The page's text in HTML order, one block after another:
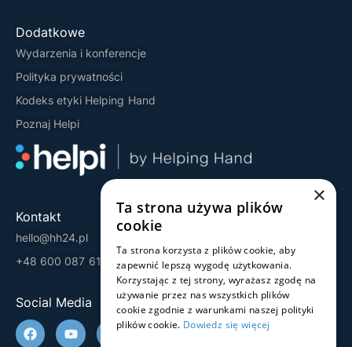
Dodatkowe
Wydarzenia i konferencje
Polityka prywatności
Kodeks etyki Helping Hand
Poznaj Helpi
Kontakt
hello@hh24.pl
+48 600 087 613
Social Media
×
Ta strona używa plików
cookie
Ta strona korzysta z plików cookie, aby
zapewnić lepszą wygodę użytkowania.
Korzystając z tej strony, wyrażasz zgodę na
używanie przez nas wszystkich plików
cookie zgodnie z warunkami naszej polityki
plików cookie. Dowiedz się więcej